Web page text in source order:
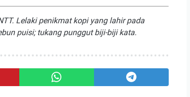
Lelaki penikmat kopi yang lahir pada
puisi; tukang punggut biji-biji kata.